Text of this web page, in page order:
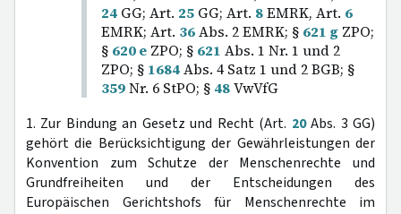
24 GG; Art. 25 GG; Art. 8EMRK, Art. 6
EMRK; Art. 36Abs. 2 EMRK; § 621 g ZPO;
§ 620 e ZPO; § 621 Abs. 1 Nr. 1 und 2
ZPO; § 1684Abs. 4 Satz 1 und 2 BGB; §
359Nr. 6 StPO; § 48VwVfG
1. Zur Bindung an Gesetz und Recht (Art. 20Abs. 3 GG)
gehört die Berücksichtigung der Gewährleistungen der
Konvention zum Schutze der Menschenrechte und
Grundfreiheiten und der Entscheidungen des
Europäischen Gerichtshofs für Menschenrechte im